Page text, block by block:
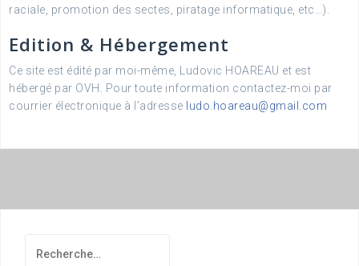
raciale, promotion des sectes, piratage informatique, etc…).
Edition & Hébergement
Ce site est édité par moi-même, Ludovic HOAREAU et est
hébergé par OVH. Pour toute information contactez-moi par
courrier électronique à l’adresse ludo.hoareau@gmail.com